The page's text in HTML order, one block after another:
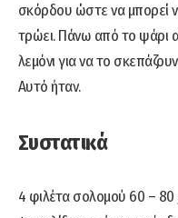
σκόρδου ώστε να μπορεί
τρώει. Πάνω από το ψάρι
λεμόνι για να το
Αυτό ήταν.
Συστατικά
4 φιλέτα σολομού 60 – 80